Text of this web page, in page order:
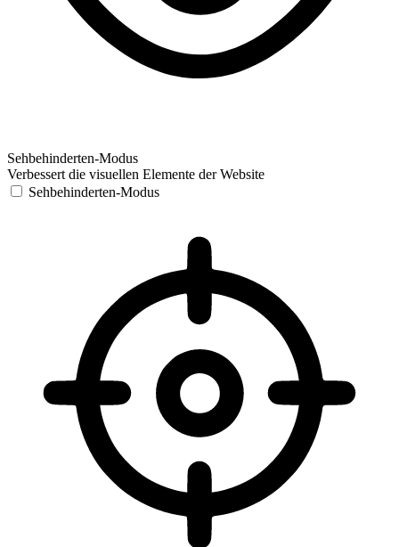
Sehbehinderten-Modus
Verbessert die visuellen Elemente der Website
Sehbehinderten-Modus